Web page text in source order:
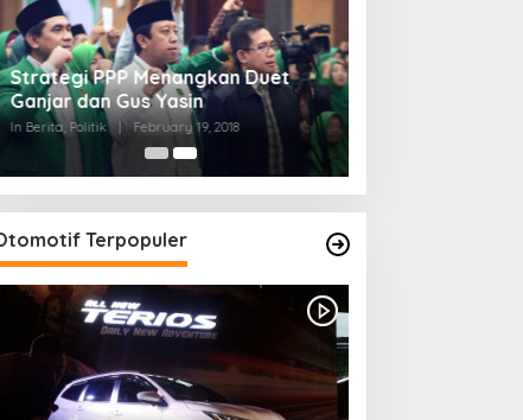
Strategi PPP Menangkan Duet
Ganjar dan Gus Yasin
In Berita, Politik | February 19, 2018
Terpopuler